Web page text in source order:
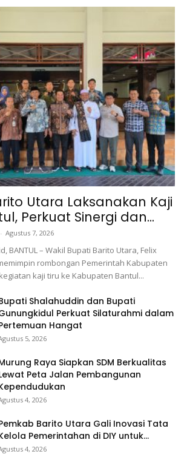
Utara Laksanakan Kaji
Perkuat Sinergi dan...
- Agustus 7, 2026
BANTUL – Wakil Bupati Barito Utara, Felix
rombongan Pemerintah Kabupaten
kaji tiru ke Kabupaten Bantul...
Shalahuddin dan Bupati
Perkuat Silaturahmi dalam
Hangat
5, 2026
Raya Siapkan SDM Berkualitas
Peta Jalan Pembangunan
4, 2026
Barito Utara Gali Inovasi Tata
Pemerintahan di DIY untuk...
4, 2026